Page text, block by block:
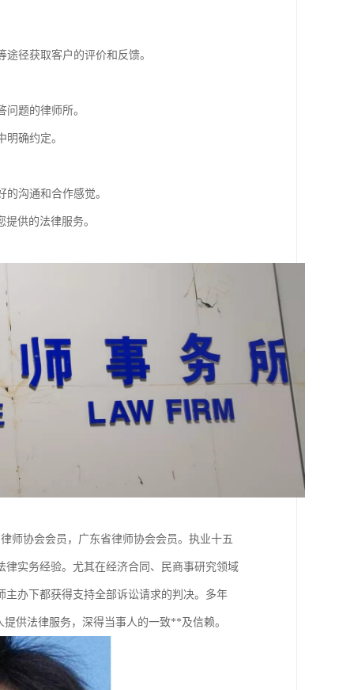
径获取客户的评价和反馈。
题的律师所。
确约定。
沟通和合作感觉。
供的法律服务。
师协会会员，广东省律师协会会员。执业十五
律实务经验。尤其在经济合同、民商事研究领域
办下都获得支持全部诉讼请求的判决。多年
供法律服务，深得当事人的一致**及信赖。